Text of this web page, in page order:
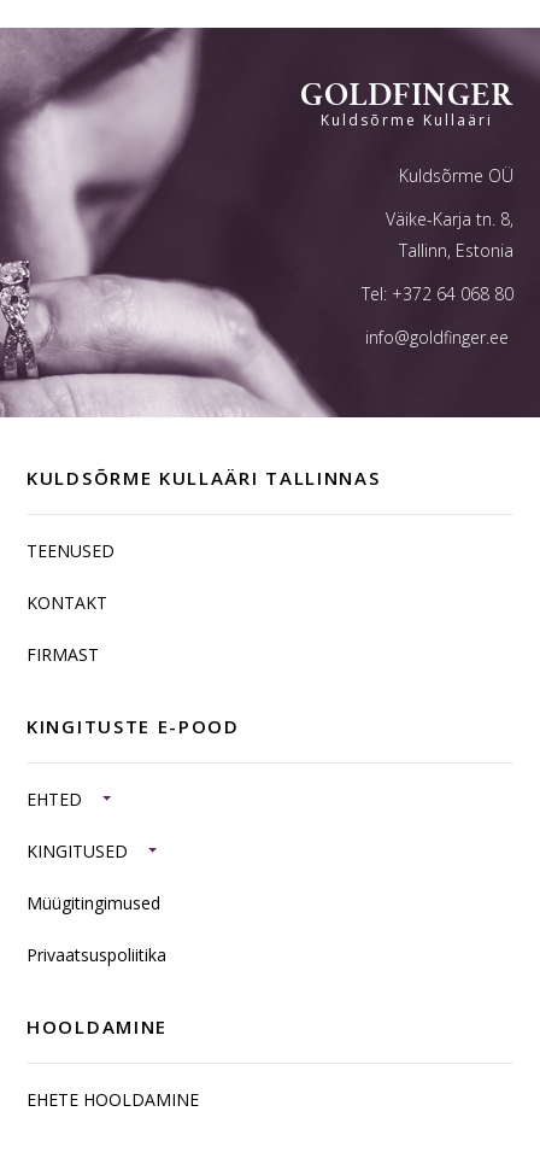
GOLDFINGER
Kuldsõrme Kullaäri
Kuldsõrme OÜ
Väike-Karja tn. 8,
Tallinn, Estonia
Tel: +372 64 068 80
info@goldfinger.ee
KULDSÕRME KULLAÄRI TALLINNAS
TEENUSED
KONTAKT
FIRMAST
KINGITUSTE E-POOD
EHTED
KINGITUSED
Müügitingimused
Privaatsuspoliitika
HOOLDAMINE
EHETE HOOLDAMINE